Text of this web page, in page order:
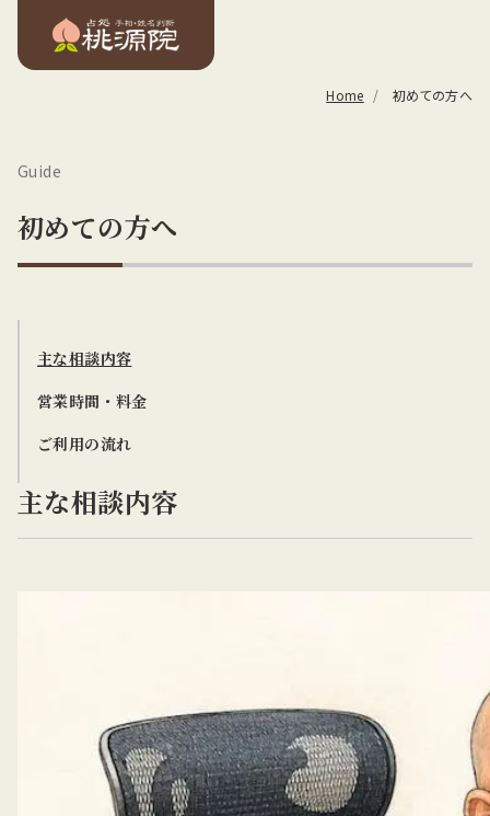
Home 初めての方へ
Guide
初めての方へ
主な相談内容
主な相談内容
営業時間・料金
ご利用の流れ